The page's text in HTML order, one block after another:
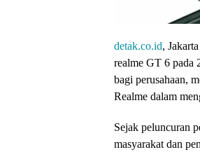
detak.co.id,
realme GT 6 pada
bagi perusahaan,
Realme dalam
Sejak peluncuran
masyarakat dan